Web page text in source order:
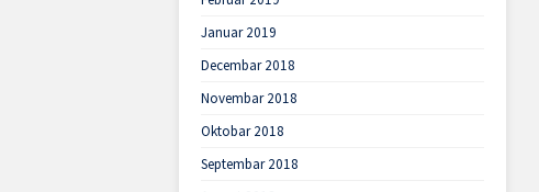
Januar 2019
Decembar 2018
Novembar 2018
Oktobar 2018
Septembar 2018